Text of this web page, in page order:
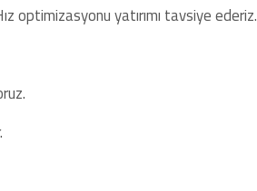
optimizasyonu yatırımı tavsiye ederiz.